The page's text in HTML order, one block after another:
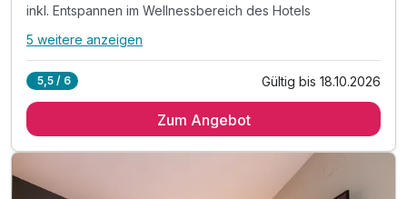
inkl. Entspannen im Wellnessbereich des Hotels
Alle Inklusivleistungen
1 x Verwöhnfrühstück im Hotel Moserhof
inkl. Entspannen im Wellnessbereich des Hotels
inkl. Heublumen-Sanarium, Zirben-Sauna & Terrasse
5 weitere anzeigen
5,5 / 6 Gültig bis 18.10.2026
Zum Angebot